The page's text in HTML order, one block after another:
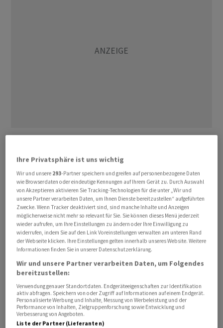
Luftverkehrssystem beträchtliche Folgewirkungen
aus», sagt Florian Linke, kommissarischer Direktor des
DLR-Instituts für Luftverkehr. Gerade bei längeren oder
wiederholten Vorfällen stiegen die Kosten sprunghaft.
70 Prozent aller Flugumleitungen wegen von
Drohnensichtungen gingen auf umfangreiche Störfälle
an Drehkreuzen wie München und Frankfurt zurück,
heisst es in der Studie, die auf Daten des Luftfahrt-
Bundesamts basiert. Im Oktober hatte es mehrtägige
Einschränkungen am Flughafen München wegen
Drohnenüberflügen gegeben, rund 10.000 Passagiere
waren betroffen. Auch in Frankfurt kam es im Juli 2025
zu einem grossen Vorfall.
Ihre Privatsphäre ist uns wichtig
Wir und unsere 293-Partner speichern und greifen auf personenbezogene Daten
wie Browserdaten oder eindeutige Kennungen auf Ihrem Gerät zu. Durch Auswahl
von Akzeptieren aktivieren Sie Tracking-Technologien für die unter „Wir und
unsere Partner verarbeiten Daten, um Ihnen Dienste bereitzustellen“ aufgeführten
Zwecke. Wenn Tracker deaktiviert sind, sind manche Inhalte und Anzeigen
möglicherweise nicht mehr so relevant für Sie. Sie können dieses Menü jederzeit
wieder aufrufen, um Ihre Einstellungen zu ändern oder Ihre Einwilligung zu
widerrufen, indem Sie auf den Link Voreinstellungen verwalten am unteren Rand
der Webseite klicken. Ihre Einstellungen gelten innerhalb unseres Website. Weitere
Informationen finden Sie in unserer Datenschutzerklärung.
Wir und unsere Partner verarbeiten Daten, um Folgendes
bereitzustellen:
Verwendung genauer Standortdaten. Endgeräteeigenschaften zur Identifikation
aktiv abfragen. Speichern von oder Zugriff auf Informationen auf einem Endgerät.
Personalisierte Werbung und Inhalte, Messung von Werbeleistung und der
Performance von Inhalten, Zielgruppenforschung sowie Entwicklung und
Verbesserung von Angeboten.
Liste der Partner (Lieferanten)